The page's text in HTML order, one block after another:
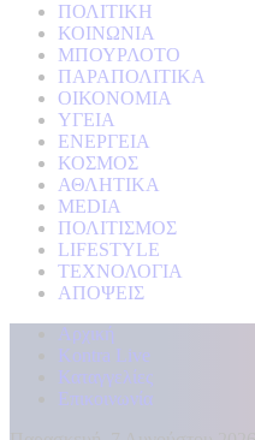
ΠΟΛΙΤΙΚΗ
ΚΟΙΝΩΝΙΑ
ΜΠΟΥΡΛΟΤΟ
ΠΑΡΑΠΟΛΙΤΙΚΑ
ΟΙΚΟΝΟΜΙΑ
ΥΓΕΙΑ
ΕΝΕΡΓΕΙΑ
ΚΟΣΜΟΣ
ΑΘΛΗΤΙΚΑ
MEDIA
ΠΟΛΙΤΙΣΜΟΣ
LIFESTYLE
ΤΕΧΝΟΛΟΓΙΑ
ΑΠΟΨΕΙΣ
Αρχική
Kontra Live
Καταγγελίες
Επικοινωνία